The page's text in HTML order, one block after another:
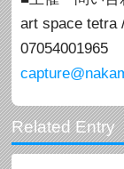
art space tetra
07054001965